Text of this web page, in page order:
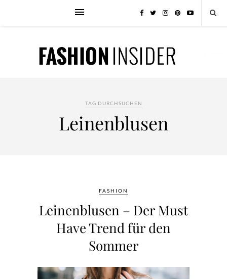
TAG DURCHSUCHEN
Leinenblusen
FASHION
Leinenblusen – Der Must
Have Trend für den
Sommer